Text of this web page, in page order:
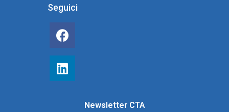
Seguici
Newsletter CTA